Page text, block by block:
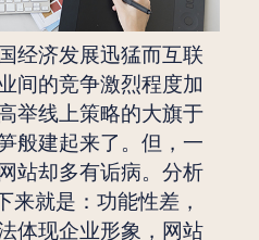
经济发展迅猛而互联
间的竞争激烈程度加
举线上策略的大旗于
般建起来了。但，一
站却多有诟病。分析
来就是：功能性差，
体现企业形象，网站